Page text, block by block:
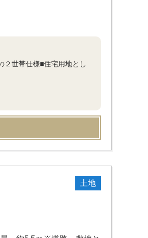
２世帯仕様■住宅用地とし
土地